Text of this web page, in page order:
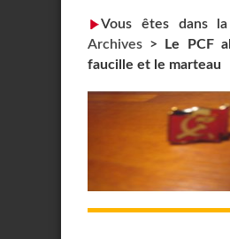
Vous êtes dans
Archives >
Le PCF
faucille et le marteau